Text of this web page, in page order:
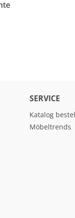
SERVICE
Katalog
Möbeltrends